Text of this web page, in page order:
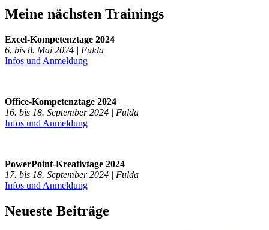
Meine nächsten Trainings
Excel-Kompetenztage 2024
6. bis 8. Mai 2024 | Fulda
Infos und Anmeldung
Office-Kompetenztage 2024
16. bis 18. September 2024 | Fulda
Infos und Anmeldung
PowerPoint-Kreativtage 2024
17. bis 18. September 2024 | Fulda
Infos und Anmeldung
Neueste Beiträge